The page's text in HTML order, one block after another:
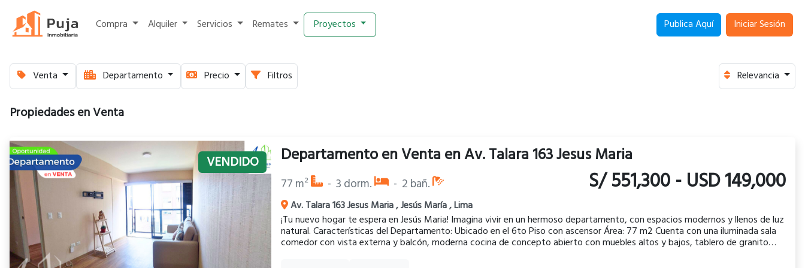
Compra Alquiler Servicios Remates Proyectos Publica Aquí Iniciar Sesión
Venta Departamento Precio Filtros Relevancia
Propiedades en Venta
VENDIDO DepartamentoenVentaenAv. Talara 163 Jesus Maria
S/551,300-USD149,000
77 m² - 3 dorm. - 2 bañ.
Av. Talara 163 Jesus Maria,Jesús María,Lima
¡Tu nuevo hogar te espera en Jesús Maria! Imagina vivir en un hermoso departamento, con espacios modernos y llenos de luz
natural. Características del Departamento: Ubicado en el 6to Piso con ascensor Área: 77 m2 Cuenta con una iluminada sala
comedor con vista externa y balcón, moderna cocina de concepto abierto con muebles altos y bajos, tablero de granito